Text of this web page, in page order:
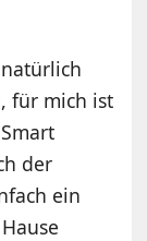
für mich ist
der
ein